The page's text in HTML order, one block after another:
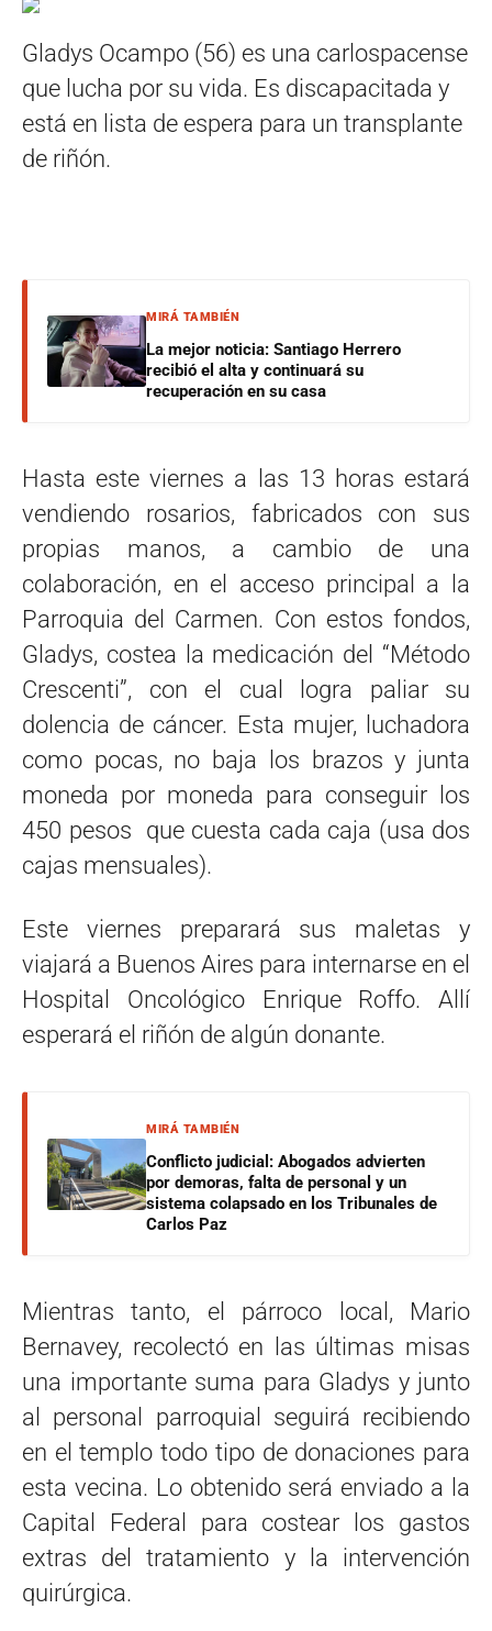
Gladys Ocampo (56) es una carlospacense
que lucha por su vida. Es discapacitada y
está en lista de espera para un transplante
de riñón.
MIRÁ TAMBIÉN
La mejor noticia: Santiago Herrero
recibió el alta y continuará su
recuperación en su casa
Hasta este viernes a las 13 horas estará
vendiendo rosarios, fabricados con sus
propias manos, a cambio de una
colaboración, en el acceso principal a la
Parroquia del Carmen. Con estos fondos,
Gladys, costea la medicación del “Método
Crescenti”, con el cual logra paliar su
dolencia de cáncer. Esta mujer, luchadora
como pocas, no baja los brazos y junta
moneda por moneda para conseguir los
450 pesos que cuesta cada caja (usa dos
cajas mensuales).
Este viernes preparará sus maletas y
viajará a Buenos Aires para internarse en el
Hospital Oncológico Enrique Roffo. Allí
esperará el riñón de algún donante.
MIRÁ TAMBIÉN
Conflicto judicial: Abogados advierten
por demoras, falta de personal y un
sistema colapsado en los Tribunales de
Carlos Paz
Mientras tanto, el párroco local, Mario
Bernavey, recolectó en las últimas misas
una importante suma para Gladys y junto
al personal parroquial seguirá recibiendo
en el templo todo tipo de donaciones para
esta vecina. Lo obtenido será enviado a la
Capital Federal para costear los gastos
extras del tratamiento y la intervención
quirúrgica.